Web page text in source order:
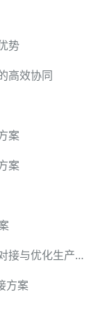
势
高效协同
案
案
用友NCC与湖北兴发MES集成方案：高效对接与优化生产流程
方案